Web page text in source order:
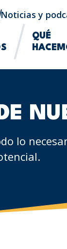
Noticias y
QUÉ
lo